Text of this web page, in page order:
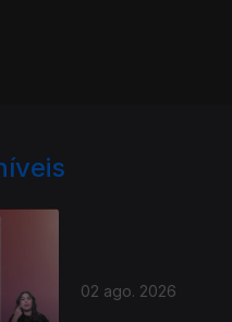
02 ago. 2026